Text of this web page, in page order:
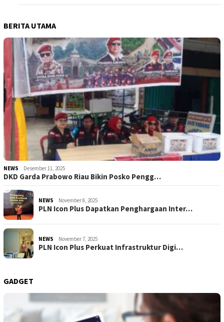
BERITA UTAMA
NEWS Desember 11, 2025
DKD Garda Prabowo Riau Bikin Posko Pengg…
NEWS November 8, 2025
PLN Icon Plus Dapatkan Penghargaan Inter…
NEWS November 7, 2025
PLN Icon Plus Perkuat Infrastruktur Digi…
GADGET